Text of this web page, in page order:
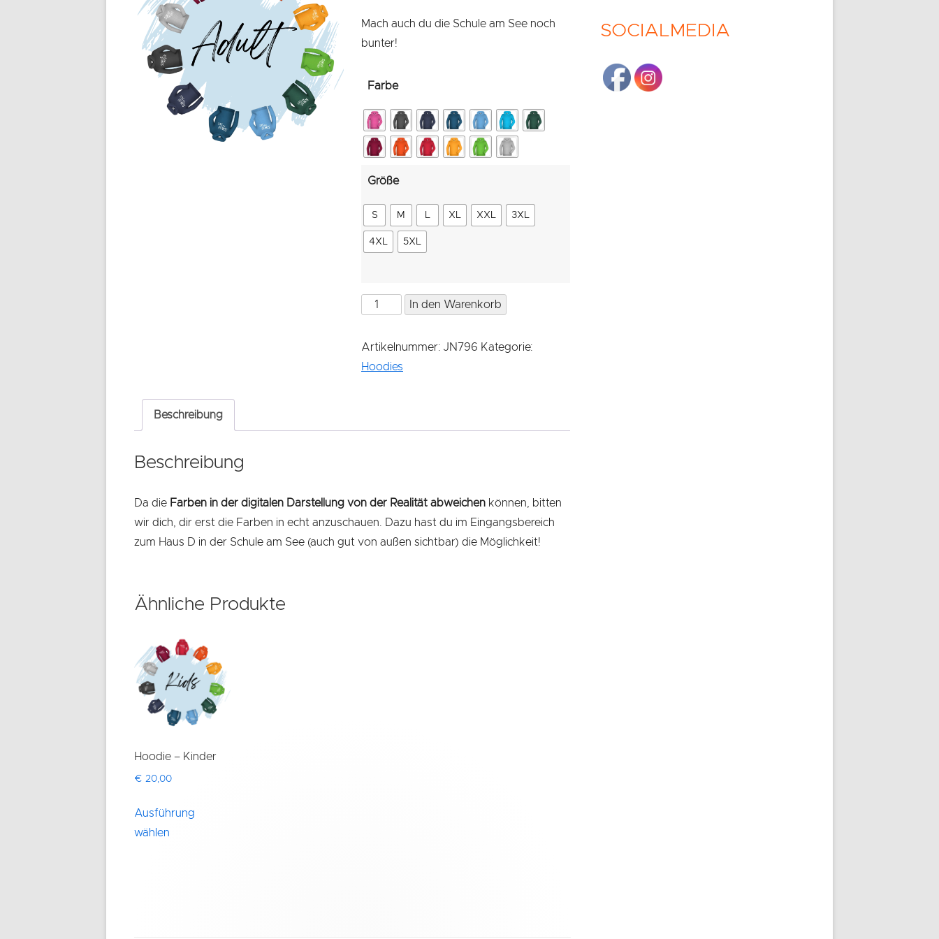
Mach auch du die Schule am See noch
bunter!
Farbe
Größe
S M L XL XXL 3XL
4XL 5XL
Hoodie
Erwachsene
Menge
In den Warenkorb
Artikelnummer: JN796 Kategorie:
Hoodies
Beschreibung
Beschreibung
Da die Farben in der digitalen Darstellung von der Realität abweichen können, bitten
wir dich, dir erst die Farben in echt anzuschauen. Dazu hast du im Eingangsbereich
zum Haus D in der Schule am See (auch gut von außen sichtbar) die Möglichkeit!
Ähnliche Produkte
Hoodie – Kinder
€ 20,00
Ausführung
wählen
SOCIALMEDIA